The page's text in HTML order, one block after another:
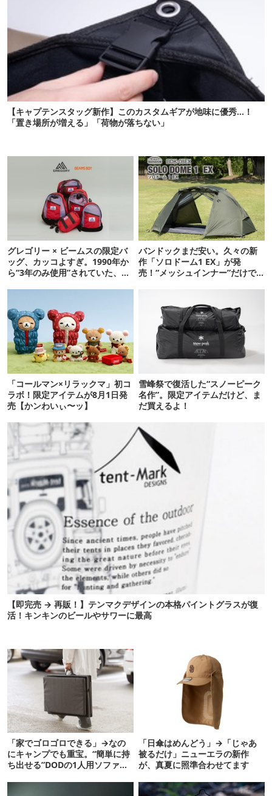
【キャプテンスタッグ新作】このカスタムギアが地味に優秀…！
「置き場所が増える」「荷物が落ちない」
グレゴリー × ビームスの限定バ
ッグ、カッコよすぎ。1990年か
ら“3年のみ使用”されていた、紫
バンドックまだ安い。久々の新
作「ソロドーム1 EX」が発
売！“メッシュインナー”だけで
「コールマン×リラックマ」初コ
ラボ！限定アイテムが8月1日発
売【かンわいぃ〜ッ】
雪峰祭で復活した“スノーピーク
名作”。限定アイテムだけど、ま
だ買えるよ！
【即完売 → 再販！】テンマクデザインの本格パイントグラスが復
活！キンキンのビールやサワーに最高
「家でゴロゴロできる」→なの
にキャンプでも重宝。“簡単に持
ち出せる”DODの1人用ソファが
「日傘はめんどう」→「じゃあ
被るだけ」ニューエラの新作
が、真夏に照準合わせてます